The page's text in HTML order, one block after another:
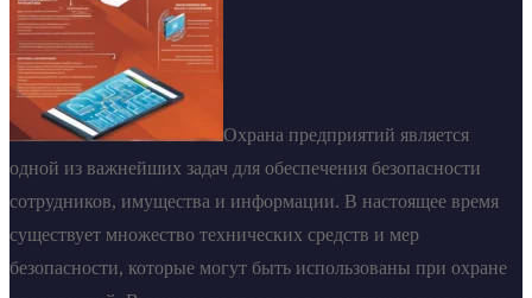
Охрана предприятий является
одной из важнейших задач для обеспечения безопасности
сотрудников, имущества и информации. В настоящее время
существует множество технических средств и мер
безопасности, которые могут быть использованы при охране